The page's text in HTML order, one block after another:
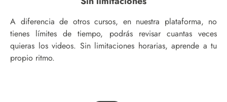
A diferencia de otros cursos, en nuestra plataforma, no
tienes límites de tiempo, podrás revisar cuantas veces
quieras los videos. Sin limitaciones horarias, aprende a tu
propio ritmo.